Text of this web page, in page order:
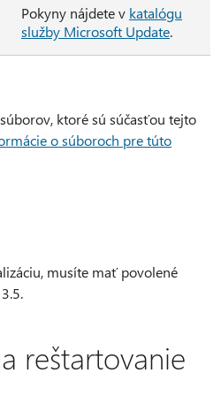
Pokyny nájdete v katalógu
služby Microsoft Update.
ktoré sú súčasťou tejto
o súboroch pre túto
musíte mať povolené
reštartovanie